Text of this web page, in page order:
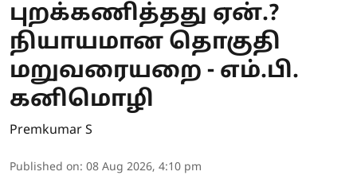
புறக்கணித்தது ஏன்.?
நியாயமான தொகுதி
மறுவரையறை - எம்.பி.
கனிமொழி
Premkumar S
Published on: 08 Aug 2026, 4:10 pm